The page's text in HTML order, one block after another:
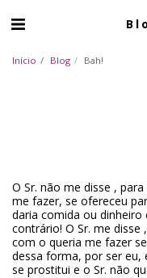
Início Blog Bah!
O Sr. não me disse ,
me fazer, se ofereceu
daria comida ou
contrário! O Sr. me disse
com o queria me fazer
dessa forma, por ser eu,
se prostitui e o Sr. não